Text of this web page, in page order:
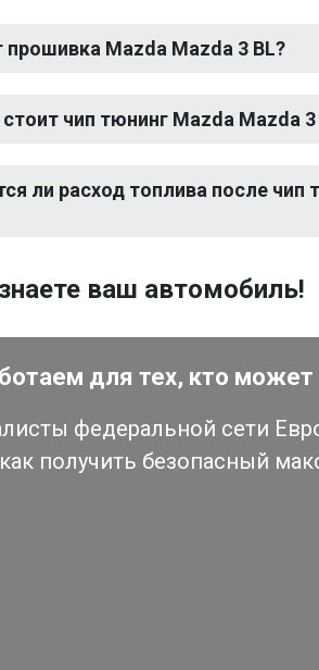
прошивка Mazda Mazda 3 BL?
чип тюнинг Mazda Mazda 3
ли расход топлива после чип
ваш автомобиль!
для тех, кто может
федеральной сети
получить безопасный